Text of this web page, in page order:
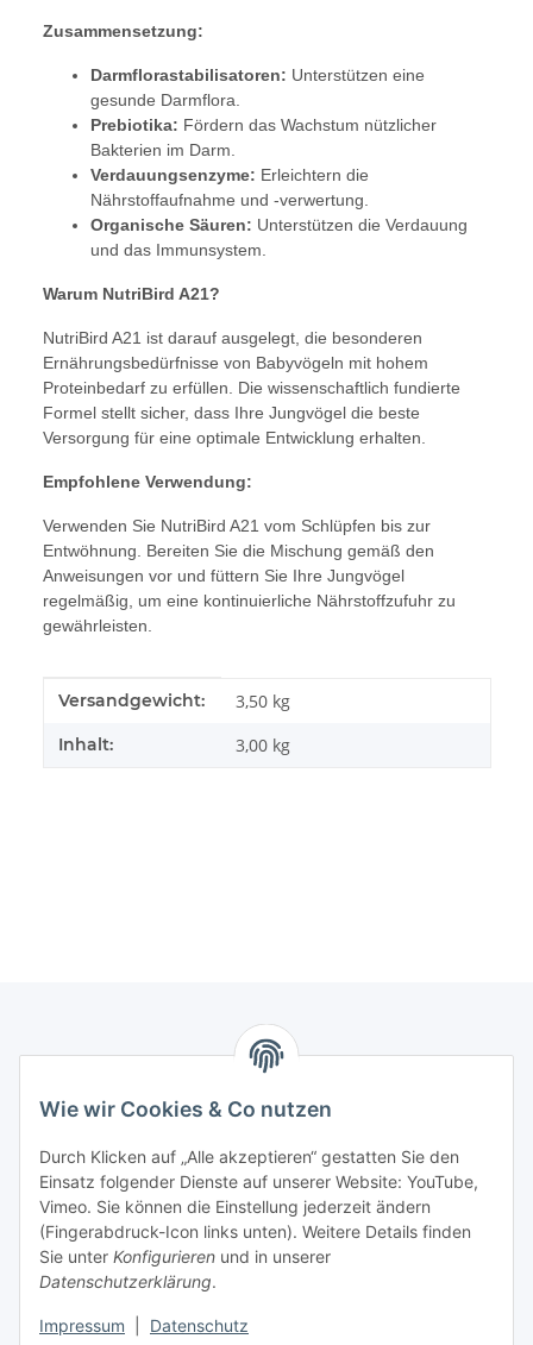
Wie wir Cookies & Co nutzen
Durch Klicken auf „Alle akzeptieren“ gestatten Sie den
Einsatz folgender Dienste auf unserer Website: YouTube,
Vimeo. Sie können die Einstellung jederzeit ändern
(Fingerabdruck-Icon links unten). Weitere Details finden
Sie unter Konfigurieren und in unserer
Datenschutzerklärung.
Impressum Datenschutz
Zusammensetzung:
Darmflorastabilisatoren: Unterstützen eine
gesunde Darmflora.
Prebiotika: Fördern das Wachstum nützlicher
Bakterien im Darm.
Verdauungsenzyme: Erleichtern die
Nährstoffaufnahme und -verwertung.
Organische Säuren: Unterstützen die Verdauung
und das Immunsystem.
Warum NutriBird A21?
NutriBird A21 ist darauf ausgelegt, die besonderen
Ernährungsbedürfnisse von Babyvögeln mit hohem
Proteinbedarf zu erfüllen. Die wissenschaftlich fundierte
Formel stellt sicher, dass Ihre Jungvögel die beste
Versorgung für eine optimale Entwicklung erhalten.
Empfohlene Verwendung:
Verwenden Sie NutriBird A21 vom Schlüpfen bis zur
Entwöhnung. Bereiten Sie die Mischung gemäß den
Anweisungen vor und füttern Sie Ihre Jungvögel
regelmäßig, um eine kontinuierliche Nährstoffzufuhr zu
gewährleisten.
Produkteigenschaft
Wert
Versandgewicht: 3,50 kg
Inhalt: 3,00 kg
Mein Konto
Hosting, Design & JTL-Support